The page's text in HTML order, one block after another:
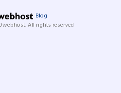
Blog
All rights reserved